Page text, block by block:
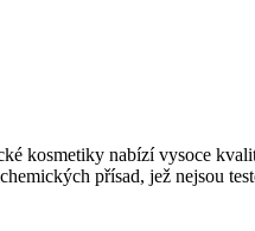
kosmetiky nabízí vysoce
přísad, jež nejsou